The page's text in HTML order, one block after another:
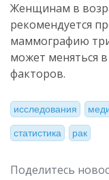
Женщинам в
рекомендуется
маммографию три
может меняться
факторов.
исследования
статистика рак
Поделитесь